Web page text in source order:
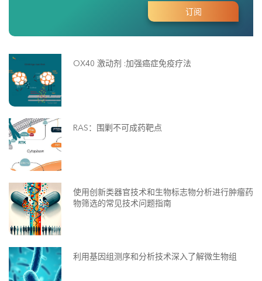
OX40 激动剂 :加强癌症免疫疗法
RAS：围剿不可成药靶点
使用创新类器官技术和生物标志物分析进行肿瘤药
物筛选的常见技术问题指南
利用基因组测序和分析技术深入了解微生物组